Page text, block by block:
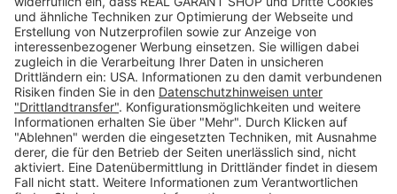
Kategorien
Betriebsorganisation (52)
Schlüsselorganisation (140)
Reifenorganisation (35)
Werkstattorganisation (166)
Preisauszeichnung und Preisdisplays (35)
Formulare KFZ und Werkstatt (34)
Kennzeichenhalter (49)
KFZ-Verkauf und KFZ-Präsentation (19)
Aussenwerbung (47)
Prospektpräsentation, Infosysteme (29)
Werbeartikel und Give-Aways (212)
SALES OFF (14)